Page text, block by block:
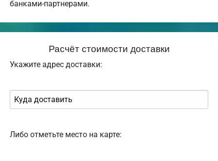
банками-партнерами.
Расчёт стоимости доставки
Укажите адрес доставки:
Либо отметьте место на карте: